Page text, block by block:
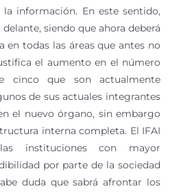
información. En este sentido,
siendo que ahora deberá
en todas las áreas que antes no
el aumento en el número
cinco que son actualmente
de sus actuales integrantes
el nuevo órgano, sin embargo
interna completa. El IFAI
instituciones con mayor
por parte de la sociedad
duda que sabrá afrontar los